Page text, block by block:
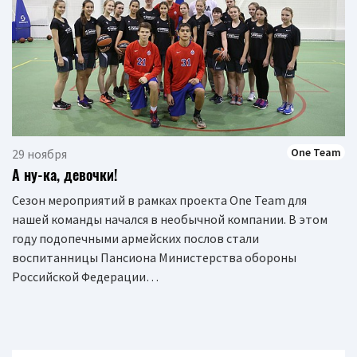
29 ноября One Team
А ну-ка, девочки!
Сезон мероприятий в рамках проекта One Team для
нашей команды начался в необычной компании. В этом
году подопечными армейских послов стали
воспитанницы Пансиона Министерства обороны
Российской Федерации…